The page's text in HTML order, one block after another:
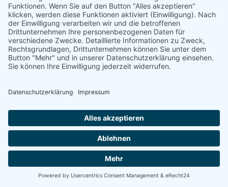
Maximale Energieeffizienz für Ihr
Unternehmen
Willkommen bei Energetische Sanierung Bayern –
Ihrem Experten für Photovoltaik für Unternehmen in
Feuchtwangen, speziell für Gewerbekunden und
umfassender Full-Service-Ansatz garantiert Ihnen eine
der Planung bis zur finalen Inbetriebnahme.
100% kostenloses Erstgespräch